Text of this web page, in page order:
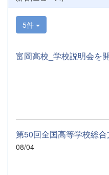
5件
富岡高校_学校説明会を
第50回全国高等学校総
08/04